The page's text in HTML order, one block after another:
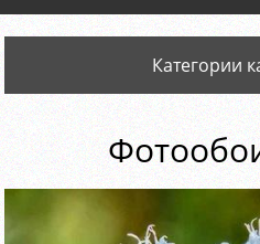
Категории